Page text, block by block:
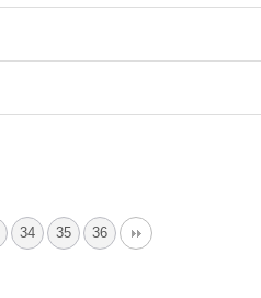
34 35 36